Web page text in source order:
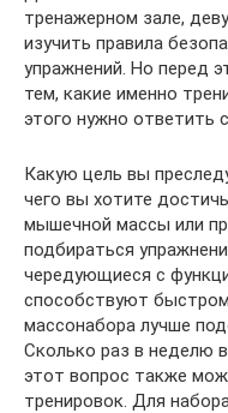
тренажерном зале,
изучить правила
упражнений. Но перед
тем, какие именно
этого нужно ответить
Какую цель вы
чего вы хотите
мышечной массы или
подбираться
чередующиеся с
способствуют
массонабора лучше
Сколько раз в неделю
этот вопрос также
тренировок. Для